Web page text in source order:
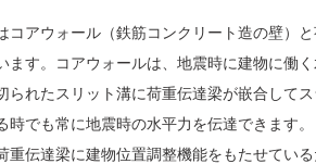
コアウォール（鉄筋コンクリート造の壁）
ます。コアウォールは、地震時に建物に働
られたスリット溝に荷重伝達梁が嵌合して
時でも常に地震時の水平力を伝達できます。
重伝達梁に建物位置調整機能をもたせてい